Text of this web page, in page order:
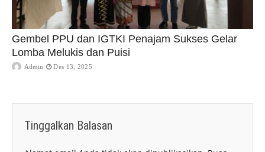
Gembel PPU dan IGTKI Penajam Sukses Gelar
Lomba Melukis dan Puisi
Admin Des 13, 2025
Tinggalkan Balasan